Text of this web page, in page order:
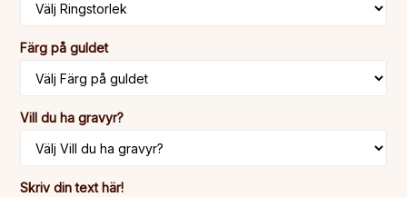
Färg på guldet
Vill du ha gravyr?
Skriv din text här!